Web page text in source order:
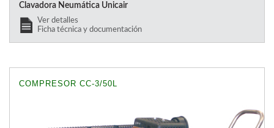
Clavadora Neumática Unicair
Ver detalles
Ficha técnica y documentación
COMPRESOR CC-3/50L